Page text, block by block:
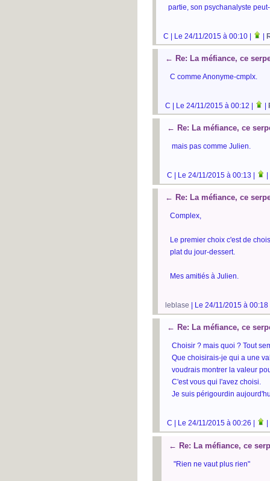
partie, son psychanalyste
C | Le 24/11/2015 à 00:10 | |
← Re: La méfiance, ce
C comme Anonyme-cmplx.
C | Le 24/11/2015 à 00:12 | |
← Re: La méfiance, ce
mais pas comme Julien.
C | Le 24/11/2015 à 00:13 |
← Re: La méfiance, ce
Complex,
Le premier choix c'est de
plat du jour-dessert.
Mes amitiés à Julien.
leblase | Le 24/11/2015 à
← Re: La méfiance, ce
Choisir ? mais quoi ? Tout
Que choisirais-je qui a une
voudrais montrer la valeur
C'est vous qui l'avez choisi.
Je suis périgourdin
C | Le 24/11/2015 à 00:26 |
← Re: La méfiance, ce
"Rien ne vaut plus rien"